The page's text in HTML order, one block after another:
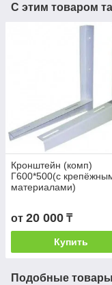
С этим товаром
Кронштейн (комп)
Г600*500(с
материалами)
от 20 000 ₸
Купить
Подобные